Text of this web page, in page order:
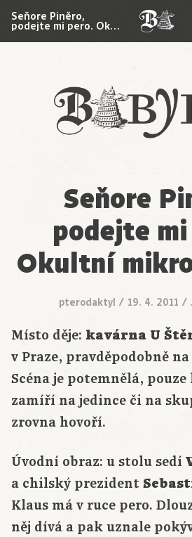
Babylon
Seňore Piněro,
podejte mi pero. Ok…
Seňore
podejte
Okultní
pterodaktyl / 19. 4. 2011 /
Místo děje: kavárna U
v Praze, pravděpodobně
Scéna je potemnělá,
zamíří na jedince či na
zrovna hovoří.
Úvodní obraz: u stolu sedí
a chilský prezident
Klaus má v ruce pero.
něj dívá a pak uznale